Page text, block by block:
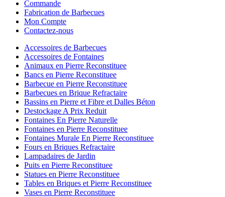
Commande
Fabrication de Barbecues
Mon Compte
Contactez-nous
Accessoires de Barbecues
Accessoires de Fontaines
Animaux en Pierre Reconstituee
Bancs en Pierre Reconstituee
Barbecue en Pierre Reconstituee
Barbecues en Brique Refractaire
Bassins en Pierre et Fibre et Dalles Béton
Destockage A Prix Reduit
Fontaines En Pierre Naturelle
Fontaines en Pierre Reconstituee
Fontaines Murale En Pierre Reconstituee
Fours en Briques Refractaire
Lampadaires de Jardin
Puits en Pierre Reconstituee
Statues en Pierre Reconstituee
Tables en Briques et Pierre Reconstituee
Vases en Pierre Reconstituee